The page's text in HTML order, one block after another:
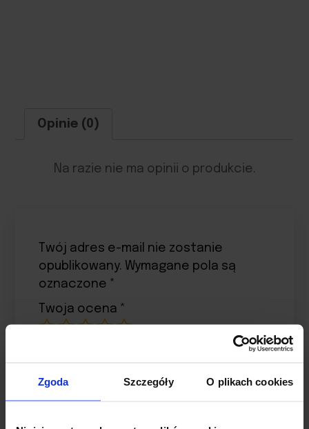
Zgoda Szczegóły O plikach cookies
Opinie (0)
Na razie nie ma opinii o produkcie.
Twój adres e-mail nie zostanie
opublikowany. Wymagane pola są
oznaczone *
Twoja ocena *